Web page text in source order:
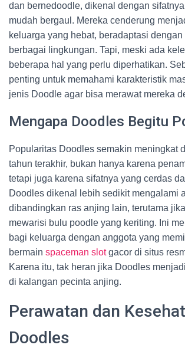
dan bernedoodle, dikenal dengan
mudah bergaul. Mereka cenderung
keluarga yang hebat, beradaptasi dengan
berbagai lingkungan. Tapi, meski ada
beberapa hal yang perlu diperhatikan.
penting untuk memahami karakteristik
jenis Doodle agar bisa merawat mereka
Mengapa Doodles Begitu
Popularitas Doodles semakin meningkat
tahun terakhir, bukan hanya karena
tetapi juga karena sifatnya yang cerdas
Doodles dikenal lebih sedikit mengalami
dibandingkan ras anjing lain, terutama
mewarisi bulu poodle yang keriting. Ini
bagi keluarga dengan anggota yang
bermain spaceman slotgacor di situs
Karena itu, tak heran jika Doodles
di kalangan pecinta anjing.
Perawatan dan
Doodles